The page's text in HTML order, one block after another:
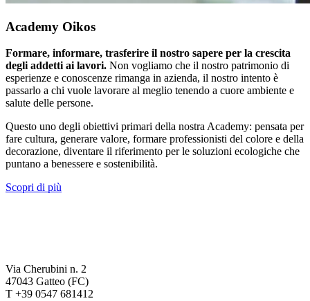
Academy Oikos
Formare, informare, trasferire il nostro sapere per la crescita
degli addetti ai lavori. Non vogliamo che il nostro patrimonio di
esperienze e conoscenze rimanga in azienda, il nostro intento è
passarlo a chi vuole lavorare al meglio tenendo a cuore ambiente e
salute delle persone.
Questo uno degli obiettivi primari della nostra Academy: pensata per
fare cultura, generare valore, formare professionisti del colore e della
decorazione, diventare il riferimento per le soluzioni ecologiche che
puntano a benessere e sostenibilità.
Scopri di più
Via Cherubini n. 2
47043 Gatteo (FC)
T +39 0547 681412